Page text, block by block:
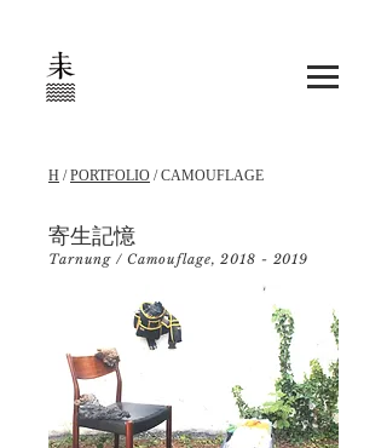
H /PORTFOLIO / CAMOUFLAGE
寄生記憶
Tarnung / Camouflage,2018 - 2019